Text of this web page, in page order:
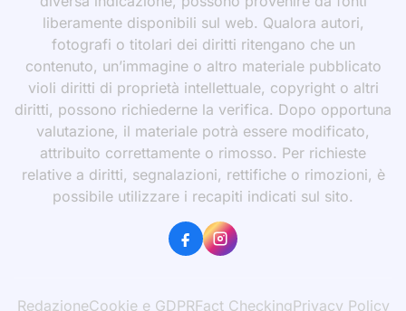
liberamente disponibili sul web. Qualora autori,
fotografi o titolari dei diritti ritengano che un
contenuto, un’immagine o altro materiale pubblicato
violi diritti di proprietà intellettuale, copyright o altri
diritti, possono richiederne la verifica. Dopo opportuna
valutazione, il materiale potrà essere modificato,
attribuito correttamente o rimosso. Per richieste
relative a diritti, segnalazioni, rettifiche o rimozioni, è
possibile utilizzare i recapiti indicati sul sito.
RedazioneCookie e GDPRFact CheckingPrivacy Policy